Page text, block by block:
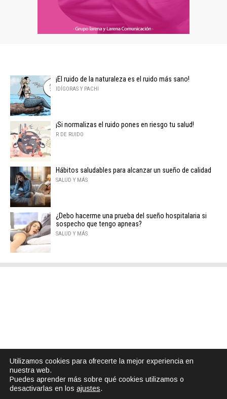
¡El ruido de la naturaleza es el ruido más sano!
IDÍGORAS Y PACHI
¡Si normalizas el ruido pones en riesgo tu salud!
R DE RUIDO
Hábitos saludables para alcanzar un sueño de calidad
SALUD Y MÁS
¿Debo hacerme una prueba del sueño hospitalaria si
sospecho que tengo apneas?
SALUD Y MÁS
Utilizamos cookies para ofrecerte la mejor experiencia en
nuestra web.
Puedes aprender más sobre qué cookies utilizamos o
desactivarlas en los ajustes.